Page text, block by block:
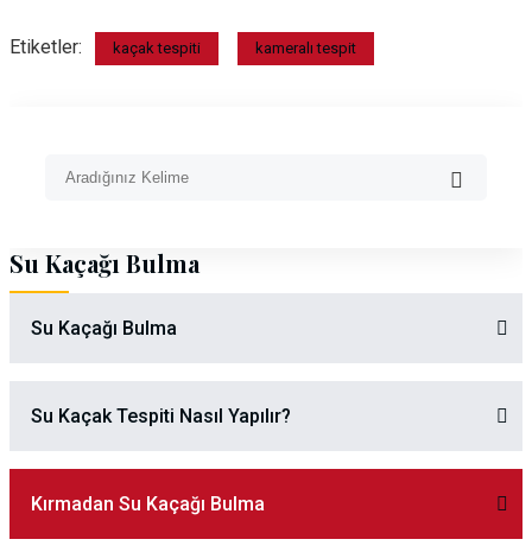
Etiketler: kaçak tespiti kameralı tespit
Su Kaçağı Bulma
Su Kaçağı Bulma
Su Kaçak Tespiti Nasıl Yapılır?
Kırmadan Su Kaçağı Bulma